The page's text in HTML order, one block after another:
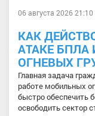
06 августа 2026 21:10
КАК
АТАКЕ
ОГНЕВЫХ
Главная задача
работе мобильных
быстро обеспечить
освободить сектор